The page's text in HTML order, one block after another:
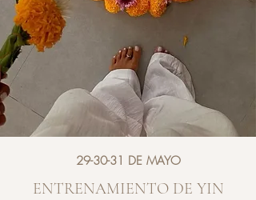
29-30-31 DE MAYO
ENTRENAMIENTO DE YIN